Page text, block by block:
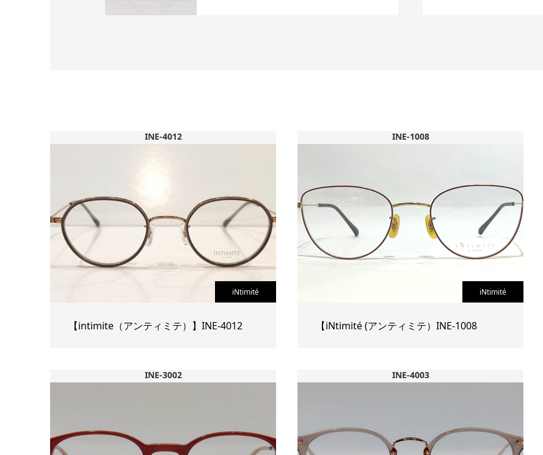
INE-4012
iNtimité
【intimite（アンティミテ）】INE-4012
INE-1008
iNtimité
【iNtimité (アンティミテ）INE-1008
INE-3002 INE-4003